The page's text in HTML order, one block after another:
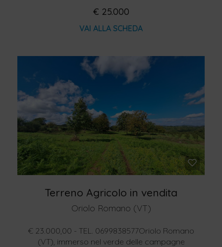
€ 25.000
VAI ALLA SCHEDA
Terreno Agricolo in vendita
Oriolo Romano (VT)
€ 23.000,00 - TEL. 0699838577Oriolo Romano
(VT), immerso nel verde delle campagne